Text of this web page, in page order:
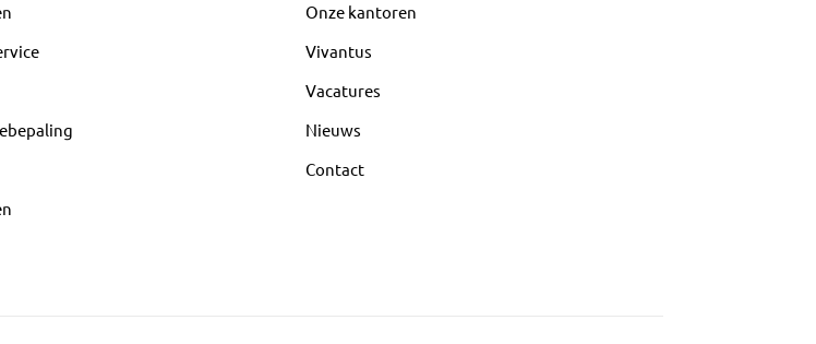
Onze kantoren
Vivantus
Vacatures
Nieuws
Contact